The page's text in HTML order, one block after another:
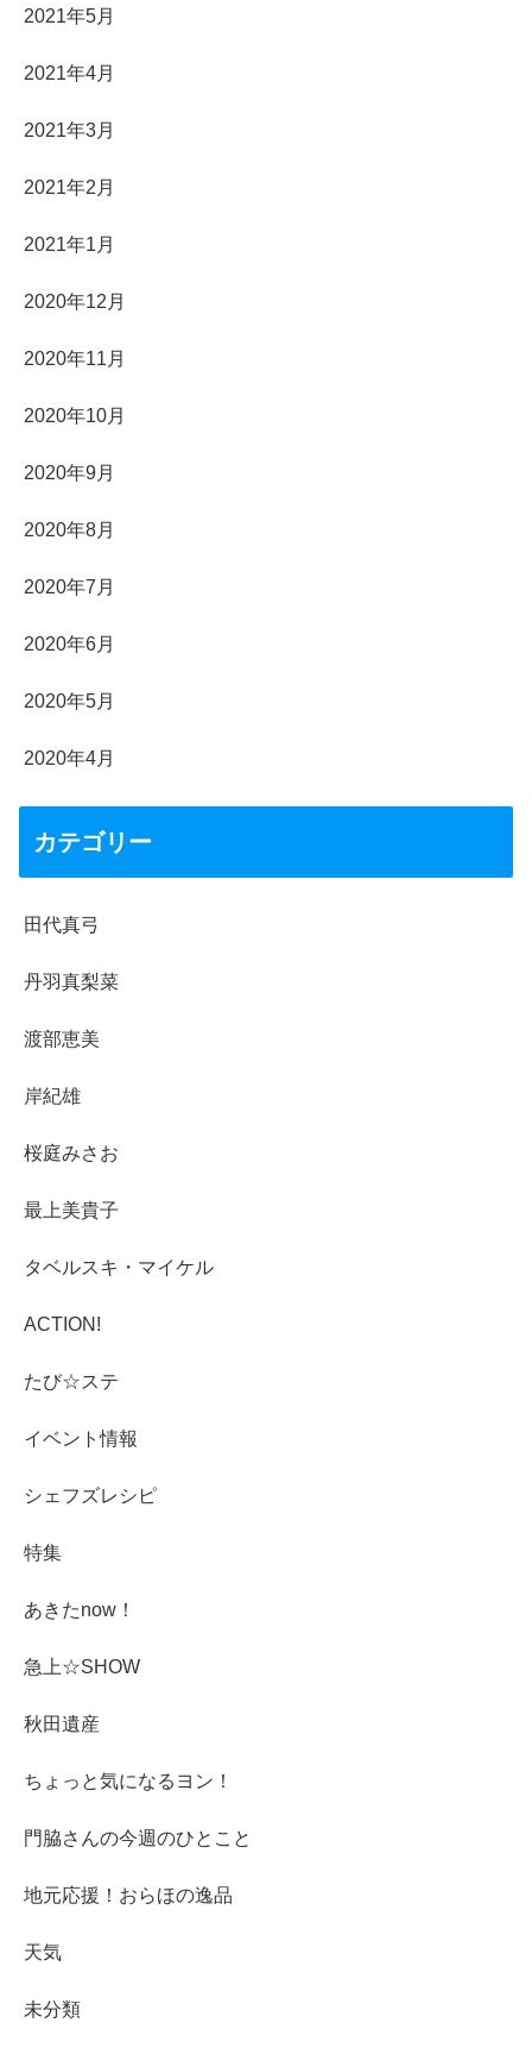
2021年5月
2021年4月
2021年3月
2021年2月
2021年1月
2020年12月
2020年11月
2020年10月
2020年9月
2020年8月
2020年7月
2020年6月
2020年5月
2020年4月
カテゴリー
田代真弓
丹羽真梨菜
渡部恵美
岸紀雄
桜庭みさお
最上美貴子
タベルスキ・マイケル
ACTION!
たび☆ステ
イベント情報
シェフズレシピ
特集
あきたnow！
急上☆SHOW
秋田遺産
ちょっと気になるヨン！
門脇さんの今週のひとこと
地元応援！おらほの逸品
天気
未分類